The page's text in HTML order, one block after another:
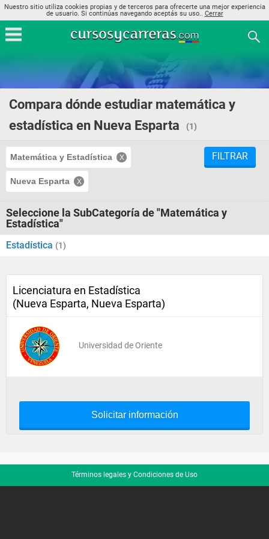
Nuestro sitio utiliza cookies propias y de terceros para ofrecerte una mejor experiencia
de usuario. Si continúas navegando aceptás su uso.. Cerrar
Compara dónde estudiar matemática y
estadística en Nueva Esparta
(1)
Matemática y Estadística
Nueva Esparta
FILTRAR
Seleccione la SubCategoría de "Matemática y
Estadística"
Estadística (1)
Licenciatura en Estadística
(Nueva Esparta, Nueva Esparta)
Universidad de Oriente
Solicitar información
Términos legales y Condiciones de Uso